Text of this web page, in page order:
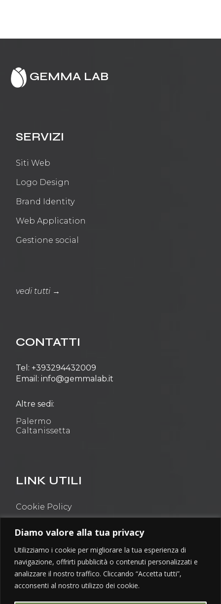
Diamo valore alla tua privacy
Utilizziamo i cookie per migliorare la tua esperienza di
navigazione, offrirti pubblicità o contenuti personalizzati e
analizzare il nostro traffico. Cliccando “Accetta tutti”,
acconsenti al nostro utilizzo dei cookie.
GEMMA LAB
SERVIZI
Siti Web
Logo Design
Brand Identity
Web Application
Gestione social
vedi tutti →
CONTATTI
Tel: +393294432009
Email: info@gemmalab.it
Altre sedi:
Palermo
Caltanissetta
LINK UTILI
Cookie Policy
Tutti i diritti sono riservati